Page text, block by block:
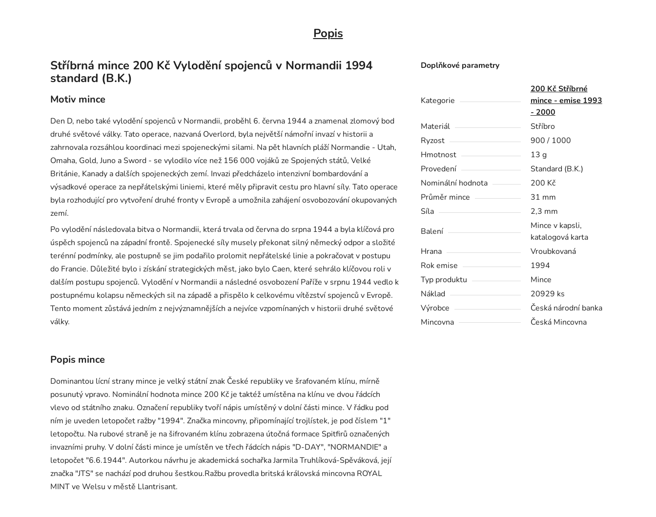
Popis
Stříbrná mince 200 Kč Vylodění spojenců v Normandii 1994
standard (B.K.)
Motiv mince
Den D, nebo také vylodění spojenců v Normandii, proběhl 6. června 1944 a znamenal zlomový bod
druhé světové války. Tato operace, nazvaná Overlord, byla největší námořní invazí v historii a
zahrnovala rozsáhlou koordinaci mezi spojeneckými silami. Na pět hlavních pláží Normandie - Utah,
Omaha, Gold, Juno a Sword - se vylodilo více než 156 000 vojáků ze Spojených států, Velké
Británie, Kanady a dalších spojeneckých zemí. Invazi předcházelo intenzivní bombardování a
výsadkové operace za nepřátelskými liniemi, které měly připravit cestu pro hlavní síly. Tato operace
byla rozhodující pro vytvoření druhé fronty v Evropě a umožnila zahájení osvobozování okupovaných
zemí.
Po vylodění následovala bitva o Normandii, která trvala od června do srpna 1944 a byla klíčová pro
úspěch spojenců na západní frontě. Spojenecké síly musely překonat silný německý odpor a složité
terénní podmínky, ale postupně se jim podařilo prolomit nepřátelské linie a pokračovat v postupu
do Francie. Důležité bylo i získání strategických měst, jako bylo Caen, které sehrálo klíčovou roli v
dalším postupu spojenců. Vylodění v Normandii a následné osvobození Paříže v srpnu 1944 vedlo k
postupnému kolapsu německých sil na západě a přispělo k celkovému vítězství spojenců v Evropě.
Tento moment zůstává jedním z nejvýznamnějších a nejvíce vzpomínaných v historii druhé světové
války.
Popis mince
Dominantou lícní strany mince je velký státní znak České republiky ve šrafovaném klínu, mírně
posunutý vpravo. Nominální hodnota mince 200 Kč je taktéž umístěna na klínu ve dvou řádcích
vlevo od státního znaku. Označení republiky tvoří nápis umístěný v dolní části mince. V řádku pod
ním je uveden letopočet ražby "1994". Značka mincovny, připomínající trojlístek, je pod číslem "1"
letopočtu. Na rubové straně je na šifrovaném klínu zobrazena útočná formace Spitfirů označených
invazními pruhy. V dolní části mince je umístěn ve třech řádcích nápis "D-DAY", "NORMANDIE" a
letopočet "6.6.1944". Autorkou návrhu je akademická sochařka Jarmila Truhlíková-Spěváková, její
značka "JTS" se nachází pod druhou šestkou.Ražbu provedla britská královská mincovna ROYAL
MINT ve Welsu v městě Llantrisant.
Doplňkové parametry
Kategorie
200 Kč Stříbrné
mince - emise 1993
- 2000
Materiál
Stříbro
Ryzost
900 / 1000
Hmotnost
13 g
Provedení
Standard (B.K.)
Nominální hodnota
200 Kč
Průměr mince
31 mm
Síla
2,3 mm
Balení
Mince v kapsli,
katalogová karta
Hrana
Vroubkovaná
Rok emise
1994
Typ produktu
Mince
Náklad
20929 ks
Výrobce
Česká národní banka
Mincovna
Česká Mincovna